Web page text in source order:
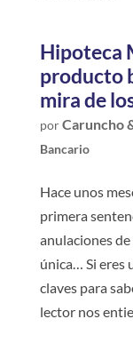
Hipoteca
producto
mira de
porCaruncho
Bancario
Hace unos
primera
anulaciones
única… Si eres
claves para
lector nos